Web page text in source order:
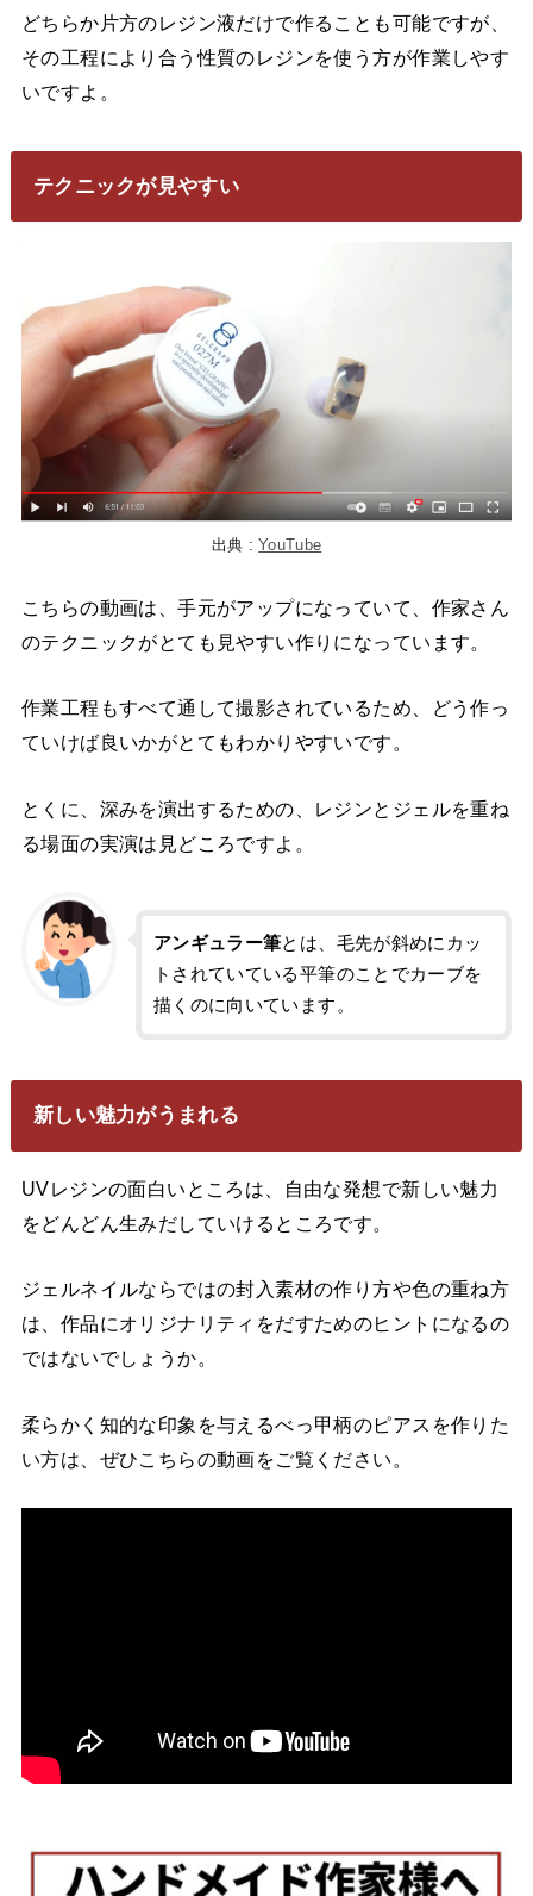
どちらか片方のレジン液だけで作ることも可能ですが、
その工程により合う性質のレジンを使う方が作業しやす
いですよ。
テクニックが見やすい
出典 :YouTube
こちらの動画は、手元がアップになっていて、作家さん
のテクニックがとても見やすい作りになっています。
作業工程もすべて通して撮影されているため、どう作っ
ていけば良いかがとてもわかりやすいです。
とくに、深みを演出するための、レジンとジェルを重ね
る場面の実演は見どころですよ。
アンギュラー筆とは、毛先が斜めにカッ
トされていている平筆のことでカーブを
描くのに向いています。
新しい魅力がうまれる
UVレジンの面白いところは、自由な発想で新しい魅力
をどんどん生みだしていけるところです。
ジェルネイルならではの封入素材の作り方や色の重ね方
は、作品にオリジナリティをだすためのヒントになるの
ではないでしょうか。
柔らかく知的な印象を与えるべっ甲柄のピアスを作りた
い方は、ぜひこちらの動画をご覧ください。